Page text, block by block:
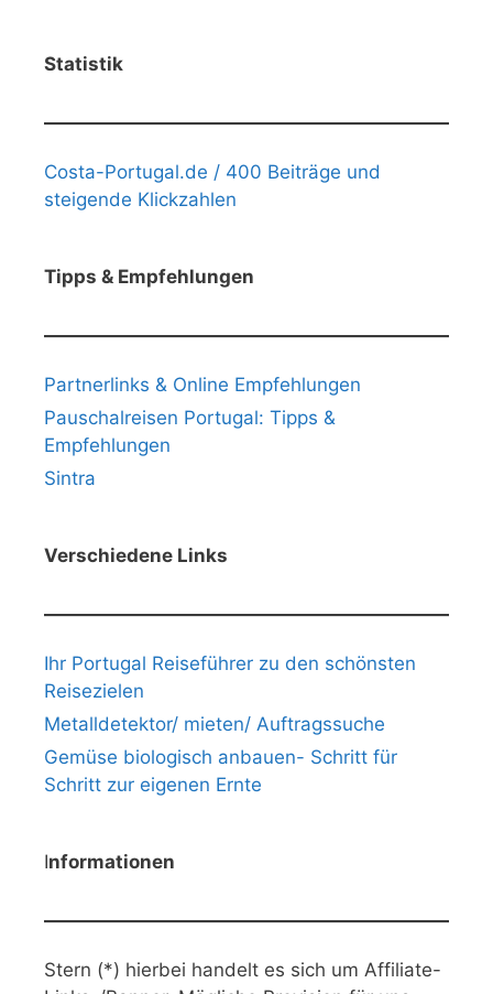
Statistik
Costa-Portugal.de / 400 Beiträge und
steigende Klickzahlen
Tipps & Empfehlungen
Partnerlinks & Online Empfehlungen
Pauschalreisen Portugal: Tipps &
Empfehlungen
Sintra
Verschiedene Links
Ihr Portugal Reiseführer zu den schönsten
Reisezielen
Metalldetektor/ mieten/ Auftragssuche
Gemüse biologisch anbauen- Schritt für
Schritt zur eigenen Ernte
Informationen
Stern (*) hierbei handelt es sich um Affiliate-